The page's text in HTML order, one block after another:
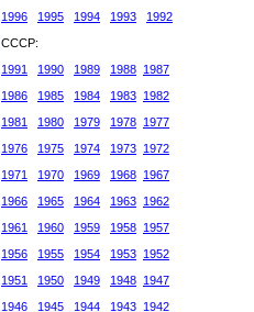
1996
1995 1994 1993
1992
СССР:
1991
1990 1989 1988 1987
1986
1985 1984 1983 1982
1981
1980 1979 1978 1977
1976
1975 1974 1973 1972
1971
1970 1969 1968 1967
1966
1965 1964 1963 1962
1961
1960 1959 1958 1957
1956
1955 1954 1953 1952
1951
1950 1949 1948 1947
1946
1945 1944 1943 1942